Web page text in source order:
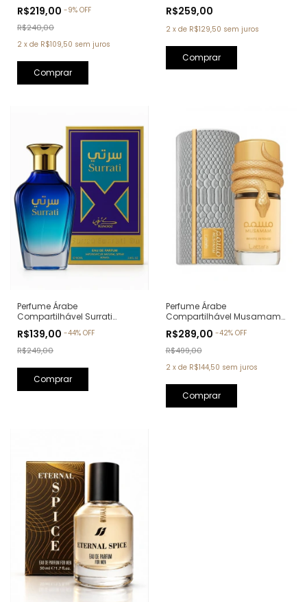
Homme Bvlgari)
R$219,00 -9% OFF
R$240,00
2 x de R$109,50 sem juros
100ml (Ref. Olfativa: Allure
Homme Sport Chanel)
R$259,00
2 x de R$129,50 sem juros
Perfume Árabe
Compartilhável Surrati
Parfum - 100ml (Ref. Olfativa:
Erba Pura Xerjoff)
R$139,00 -44% OFF
R$249,00
Perfume Árabe
Compartilhável Musamam
Parfum - 100ml
R$289,00 -42% OFF
R$499,00
2 x de R$144,50 sem juros